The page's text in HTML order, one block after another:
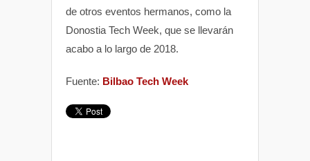
de otros eventos hermanos, como la
Donostia Tech Week, que se llevarán
acabo a lo largo de 2018.
Fuente: Bilbao Tech Week